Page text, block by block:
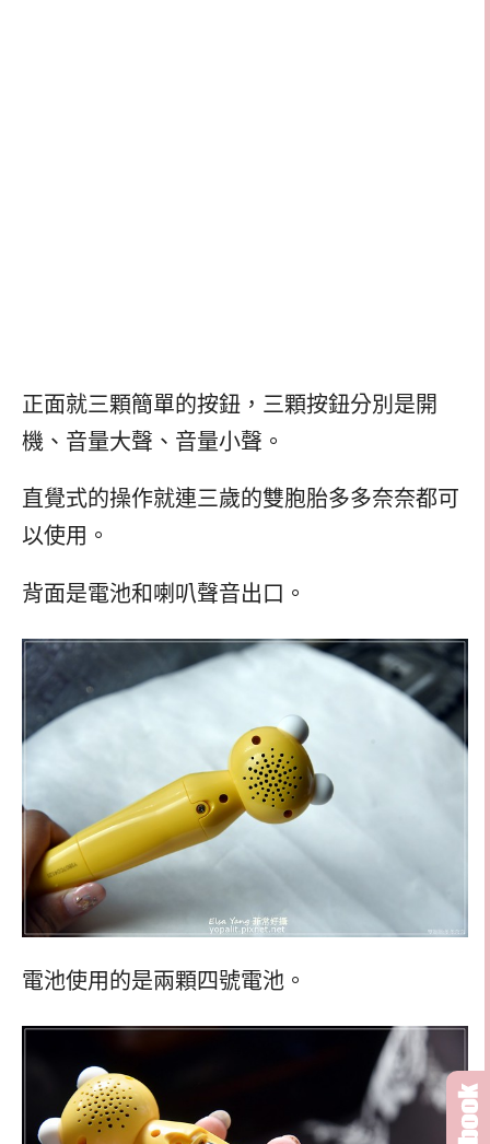
正面就三顆簡單的按鈕，三顆按鈕分別是開
機、音量大聲、音量小聲。
直覺式的操作就連三歲的雙胞胎多多奈奈都可
以使用。
背面是電池和喇叭聲音出口。
電池使用的是兩顆四號電池。